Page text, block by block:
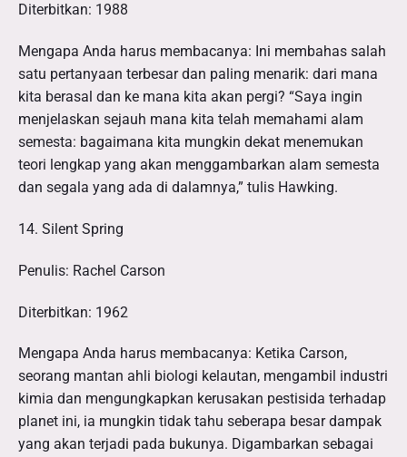
Diterbitkan: 1988
Mengapa Anda harus membacanya: Ini membahas salah
satu pertanyaan terbesar dan paling menarik: dari mana
kita berasal dan ke mana kita akan pergi? “Saya ingin
menjelaskan sejauh mana kita telah memahami alam
semesta: bagaimana kita mungkin dekat menemukan
teori lengkap yang akan menggambarkan alam semesta
dan segala yang ada di dalamnya,” tulis Hawking.
14. Silent Spring
Penulis: Rachel Carson
Diterbitkan: 1962
Mengapa Anda harus membacanya: Ketika Carson,
seorang mantan ahli biologi kelautan, mengambil industri
kimia dan mengungkapkan kerusakan pestisida terhadap
planet ini, ia mungkin tidak tahu seberapa besar dampak
yang akan terjadi pada bukunya. Digambarkan sebagai